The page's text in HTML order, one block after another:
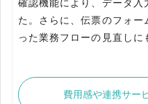
確認機能により、データ入
た。さらに、伝票のフォ
った業務フローの見直しに
費用感や連携サー